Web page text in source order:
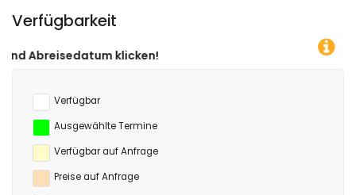
Verfügbarkeit
Verfügbar
Ausgewählte Termine
Verfügbar auf Anfrage
Preise auf Anfrage